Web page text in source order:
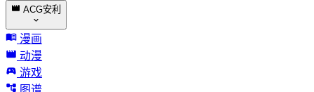
ACG安利
漫画
动漫
游戏
图谱